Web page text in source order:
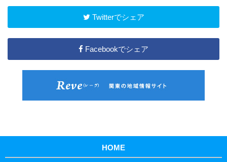
Twitterでシェア
Facebookでシェア
HOME